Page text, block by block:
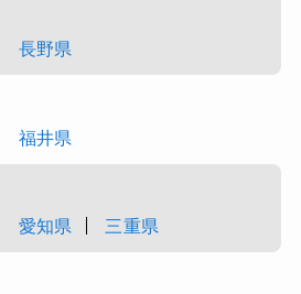
長野県
福井県
愛知県 三重県